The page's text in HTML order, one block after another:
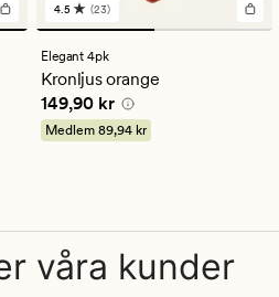
23
omdömen
med
ett
genomsnittligt
betyg
på
4.5
4.5 (23)
Elegant 4pk
Kronljus orange
Pris 149,90 kr
149,90 kr
Medlem 89,94 kr
våra kunder